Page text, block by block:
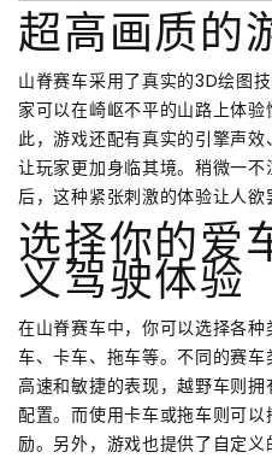
超高画质的
山脊赛车采用了真实的3D绘图
家可以在崎岖不平的山路上体
此，游戏还配有真实的引擎声效
让玩家更加身临其境。稍微一
后，这种紧张刺激的体验让人欲
选择你的爱
义驾驶体验
在山脊赛车中，你可以选择各
车、卡车、拖车等。不同的赛
高速和敏捷的表现，越野车则
配置。而使用卡车或拖车则可
励。另外，游戏也提供了自定